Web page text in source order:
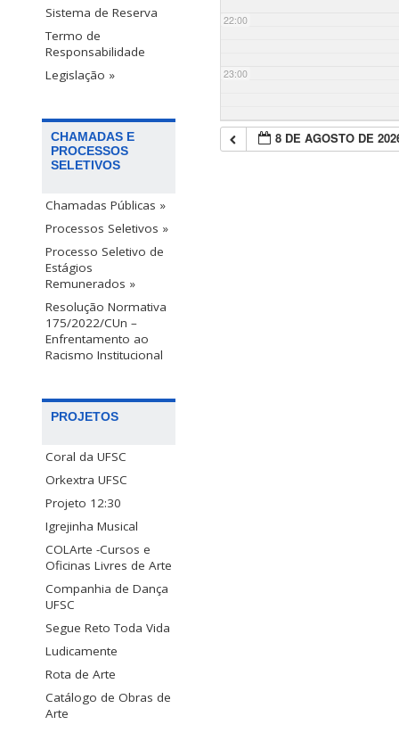
Sistema de Reserva
Termo de
Responsabilidade
Legislação »
CHAMADAS E
PROCESSOS
SELETIVOS
Chamadas Públicas »
Processos Seletivos »
Processo Seletivo de
Estágios
Remunerados »
Resolução Normativa
175/2022/CUn –
Enfrentamento ao
Racismo Institucional
PROJETOS
Coral da UFSC
Orkextra UFSC
Projeto 12:30
Igrejinha Musical
COLArte -Cursos e
Oficinas Livres de Arte
Companhia de Dança
UFSC
Segue Reto Toda Vida
Ludicamente
Rota de Arte
Catálogo de Obras de
Arte
22:00
23:00
8 DE AGOSTO DE